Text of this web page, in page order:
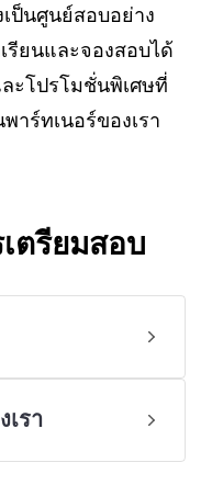
ป็นศูนย์สอบอย่าง
รียนและจองสอบได้
ะโปรโมชั่นพิเศษที่
าร์ทเนอร์ของเรา
ตรียมสอบ
รา